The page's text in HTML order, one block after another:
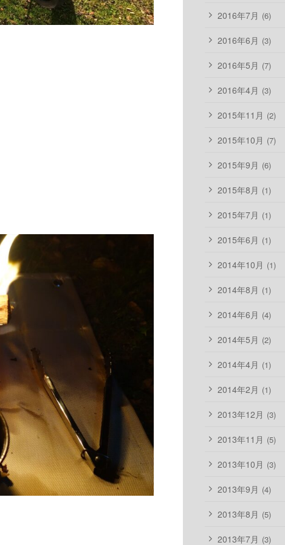
2016年7月 (6)
2016年6月 (3)
2016年5月 (7)
2016年4月 (3)
2015年11月 (2)
2015年10月 (7)
2015年9月 (6)
2015年8月 (1)
2015年7月 (1)
2015年6月 (1)
2014年10月 (1)
2014年8月 (1)
2014年6月 (4)
2014年5月 (2)
2014年4月 (1)
2014年2月 (1)
2013年12月 (3)
2013年11月 (5)
2013年10月 (3)
2013年9月 (4)
2013年8月 (5)
2013年7月 (3)